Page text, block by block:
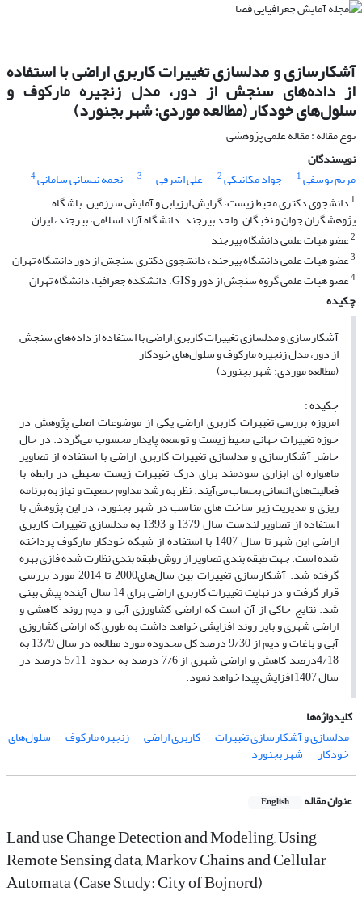
آشکارسازی و مدلسازی تغییرات کاربری اراضی با استفاده
از داده‌های سنجش از دور، مدل زنجیره مارکوف و
سلول‌های خودکار (مطالعه موردی: شهر بجنورد)
نوع مقاله : مقاله علمی پژوهشی
نویسندگان
مریم یوسفی1 جواد مکانیکی2 علی اشرفی 3 نجمه نیسانی سامانی4
1 دانشجوی دکتری محیط زیست، گرایش ارزیابی و آمایش سرزمین. باشگاه
پژوهشگران جوان و نخبگان. واحد بیرجند. دانشگاه آزاد اسلامی، بیرجند، ایران
2عضو هیات علمی دانشگاه بیرجند
3عضو هیات علمی دانشگاه بیرجند، دانشجوی دکتری سنجش از دور دانشگاه تهران
4عضو هیات علمی گروه سنجش از دور وGIS، دانشکده جغرافیا، دانشگاه تهران
چکیده
آشکارسازی و مدلسازی تغییرات کاربری اراضی با استفاده از داده‌های سنجش
از دور، مدل زنجیره مارکوف و سلول‌های خودکار
(مطالعه موردی: شهر بجنورد)
چکیده :
امروزه بررسی تغییرات کاربری اراضی یکی از موضوعات اصلی پژوهش در
حوزه تغییرات جهانی محیط زیست و توسعه پایدار محسوب می‌گردد. در حال
حاضر آشکارسازی و مدلسازی تغییرات کاربری اراضی با استفاده از تصاویر
ماهواره ای ابزاری سودمند برای درک تغییرات زیست محیطی در رابطه با
فعالیت‌های انسانی بحساب می‌آیند. نظر به رشد مداوم جمعیت و نیاز به برنامه
ریزی و مدیریت زیر ساخت های مناسب در شهر بجنورد، در این پژوهش با
استفاده از تصاویر لندست سال 1379 و 1393 به مدلسازی تغییرات کاربری
اراضی این شهر تا سال 1407 با استفاده از شبکه خودکار مارکوف پرداخته
شده است. جهت طبقه بندی تصاویر از روش طبقه بندی نظارت شده فازی بهره
گرفته شد. آشکارسازی تغییرات بین سال‌های2000 تا 2014 مورد بررسی
قرار گرفت و در نهایت تغییرات کاربری اراضی برای 14 سال آینده پیش بینی
شد. نتایج حاکی از آن است که اراضی کشاورزی آبی و دیم روند کاهشی و
اراضی شهری و بایر روند افزایشی خواهد داشت به طوری که اراضی کشاروزی
آبی و باغات و دیم از 9/30 درصد کل محدوده مورد مطالعه در سال 1379 به
4/18درصد کاهش و اراضی شهری از 7/6 درصد به حدود 5/11 درصد در
سال 1407 افزایش پیدا خواهد نمود.
کلیدواژه‌ها
مدلسازی و آشکارسازی تغییرات
کاربری اراضی زنجیره مارکوف سلول‌های
خودکار شهر بجنورد
عنوان مقاله English
Land use Change Detection and Modeling, Using
Remote Sensing data, Markov Chains and Cellular
Automata (Case Study: City of Bojnord)